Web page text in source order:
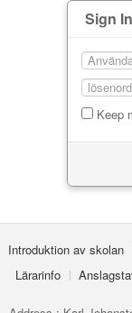
Sign In
Keep
Introduktion av skolan
Lärarinfo
Anslagstavlan